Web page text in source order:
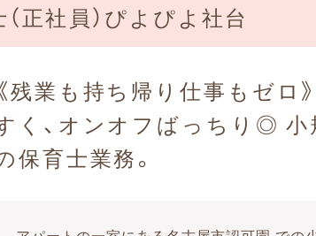
正社員）ぴよぴよ社台
残業も持ち帰り仕事もゼロ
く、オンオフばっちり◎
保育士業務。